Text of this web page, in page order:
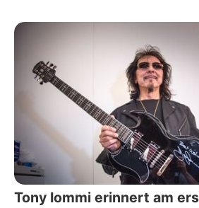
Tony Iommi erinnert am